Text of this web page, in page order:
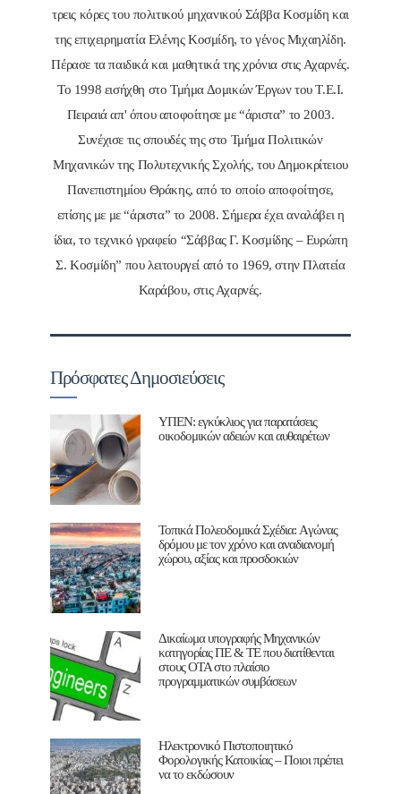
τρεις κόρες του πολιτικού μηχανικού Σάββα Κοσμίδη και
της επιχειρηματία Ελένης Κοσμίδη, το γένος Μιχαηλίδη.
Πέρασε τα παιδικά και μαθητικά της χρόνια στις Αχαρνές.
Το 1998 εισήχθη στο Τμήμα Δομικών Έργων του Τ.Ε.Ι.
Πειραιά απ' όπου αποφοίτησε με “άριστα” το 2003.
Συνέχισε τις σπουδές της στο Τμήμα Πολιτικών
Μηχανικών της Πολυτεχνικής Σχολής, του Δημοκρίτειου
Πανεπιστημίου Θράκης, από το οποίο αποφοίτησε,
επίσης με με “άριστα” το 2008. Σήμερα έχει αναλάβει η
ίδια, το τεχνικό γραφείο “Σάββας Γ. Κοσμίδης – Ευρώπη
Σ. Κοσμίδη” που λειτουργεί από το 1969, στην Πλατεία
Καράβου, στις Αχαρνές.
Πρόσφατες Δημοσιεύσεις
ΥΠΕΝ: εγκύκλιος για παρατάσεις
οικοδομικών αδειών και αυθαιρέτων
Τοπικά Πολεοδομικά Σχέδια: Aγώνας
δρόμου με τον χρόνο και αναδιανομή
χώρου, αξίας και προσδοκιών
Δικαίωμα υπογραφής Μηχανικών
κατηγορίας ΠΕ & ΤΕ που διατίθενται
στους ΟΤΑ στο πλαίσιο
προγραμματικών συμβάσεων
Ηλεκτρονικό Πιστοποιητικό
Φορολογικής Κατοικίας – Ποιοι πρέπει
να το εκδώσουν